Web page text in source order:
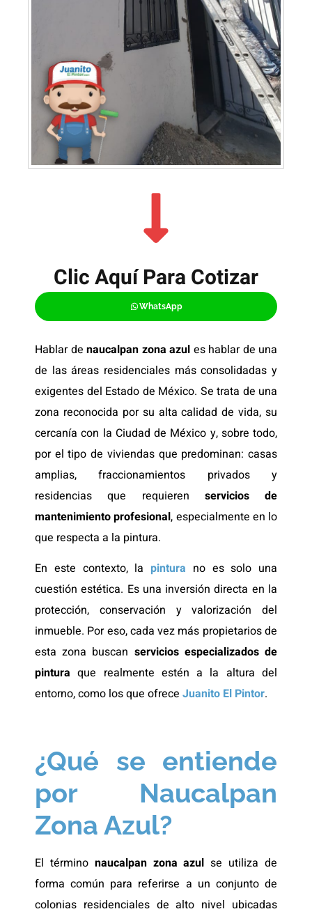
Clic Aquí Para Cotizar​
WhatsApp
Hablar de naucalpan zona azul es hablar de una
de las áreas residenciales más consolidadas y
exigentes del Estado de México. Se trata de una
zona reconocida por su alta calidad de vida, su
cercanía con la Ciudad de México y, sobre todo,
por el tipo de viviendas que predominan: casas
amplias, fraccionamientos privados y
residencias que requieren servicios de
mantenimiento profesional, especialmente en lo
que respecta a la pintura.
En este contexto, la pintura no es solo una
cuestión estética. Es una inversión directa en la
protección, conservación y valorización del
inmueble. Por eso, cada vez más propietarios de
esta zona buscan servicios especializados de
pintura que realmente estén a la altura del
entorno, como los que ofrece Juanito El Pintor.
¿Qué se entiende
por Naucalpan
Zona Azul?
El término naucalpan zona azul se utiliza de
forma común para referirse a un conjunto de
colonias residenciales de alto nivel ubicadas